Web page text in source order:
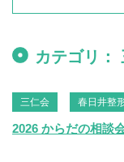
カテゴリ：
三仁会 春日井整
2026 からだの相談